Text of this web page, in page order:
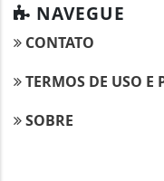
NAVEGUE
CONTATO
TERMOS DE USO E
SOBRE